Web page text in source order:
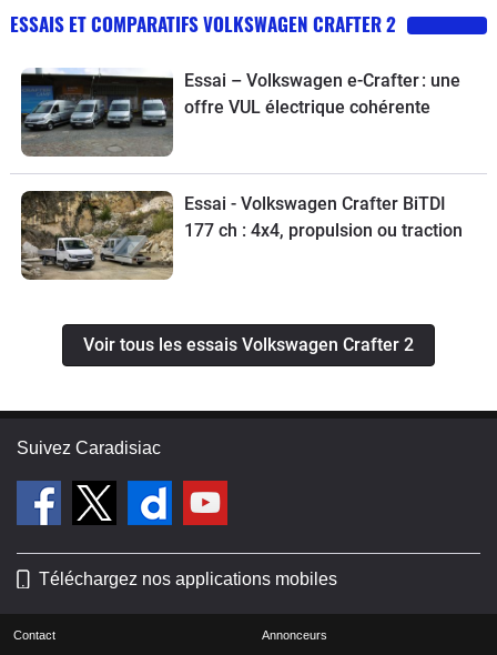
ESSAIS ET COMPARATIFS VOLKSWAGEN CRAFTER 2
Essai – Volkswagen e-Crafter : une
offre VUL électrique cohérente
Essai - Volkswagen Crafter BiTDI
177 ch : 4x4, propulsion ou traction
Voir tous les essais Volkswagen Crafter 2
Suivez Caradisiac
Téléchargez nos applications mobiles
Contact Annonceurs